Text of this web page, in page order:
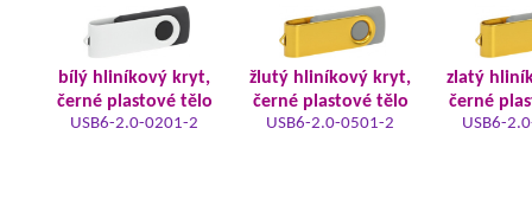
bílý hliníkový kryt,
černé plastové tělo
USB6-2.0-0201-2
žlutý hliníkový kryt,
černé plastové tělo
USB6-2.0-0501-2
zlatý
černé
USB6-